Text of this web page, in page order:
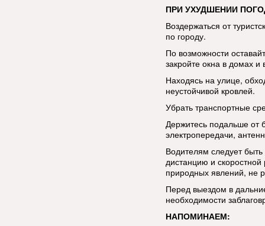
ПРИ УХУДШЕНИИ
Воздержаться от
по городу.
По возможности
закройте окна в домах
Находясь на улице,
неустойчивой кровлей.
Убрать транспортные
Держитесь подальше от
электропередачи,
Водителям следует
дистанцию и
природных явлений, не
Перед выездом в
необходимости
НАПОМИНАЕМ: